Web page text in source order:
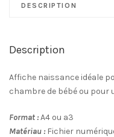
-
DESCRIPTION
Description
Affiche naissance idéale
chambre de bébé ou pour
Format :A4 ou a3
Matériau :Fichier